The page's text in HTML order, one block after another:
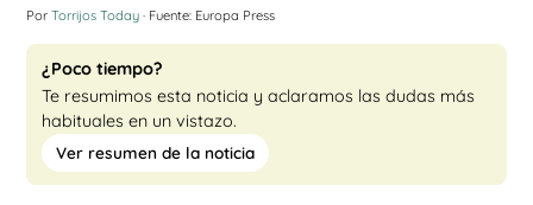
Por Torrijos Today · Fuente: Europa Press
¿Poco tiempo?
Te resumimos esta noticia y aclaramos las dudas más
habituales en un vistazo.
Ver resumen de la noticia